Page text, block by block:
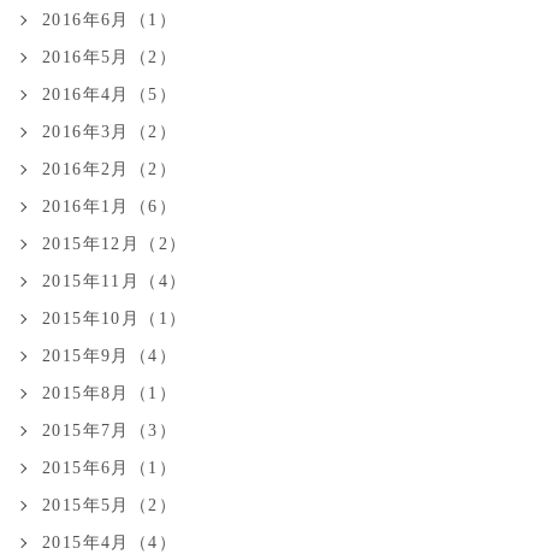
2016年6月（1）
2016年5月（2）
2016年4月（5）
2016年3月（2）
2016年2月（2）
2016年1月（6）
2015年12月（2）
2015年11月（4）
2015年10月（1）
2015年9月（4）
2015年8月（1）
2015年7月（3）
2015年6月（1）
2015年5月（2）
2015年4月（4）